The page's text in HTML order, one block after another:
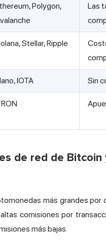
Polygon,
Las
Stellar, Ripple
IOTA Sin
de red de
más grandes por
comisiones por
más bajas.